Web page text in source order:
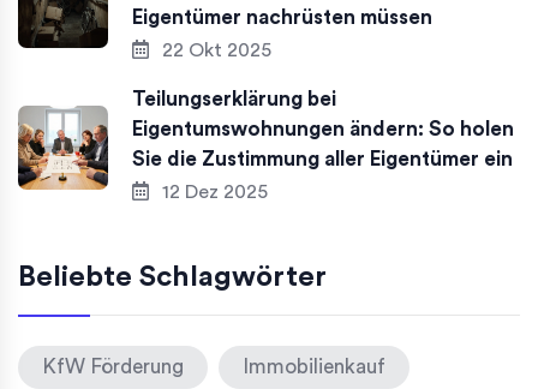
Eigentümer nachrüsten müssen
22 Okt 2025
Teilungserklärung bei
Eigentumswohnungen ändern: So holen
Sie die Zustimmung aller Eigentümer ein
12 Dez 2025
Beliebte Schlagwörter
KfW Förderung Immobilienkauf